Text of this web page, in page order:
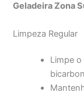
Geladeira Zona
Limpeza Regular
Limpe